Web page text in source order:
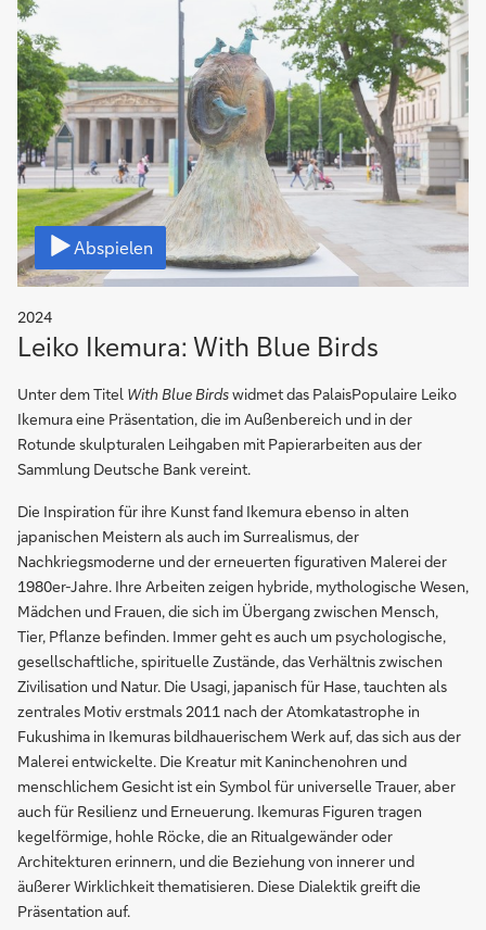
Abspielen
Video
2024
Leiko Ikemura: With Blue Birds
Unter dem Titel With Blue Birdswidmet das PalaisPopulaire Leiko
Ikemura eine Präsentation, die im Außenbereich und in der
Rotunde skulpturalen Leihgaben mit Papierarbeiten aus der
Sammlung Deutsche Bank vereint.
Die Inspiration für ihre Kunst fand Ikemura ebenso in alten
japanischen Meistern als auch im Surrealismus, der
Nachkriegsmoderne und der erneuerten figurativen Malerei der
1980er-Jahre. Ihre Arbeiten zeigen hybride, mythologische Wesen,
Mädchen und Frauen, die sich im Übergang zwischen Mensch,
Tier, Pflanze befinden. Immer geht es auch um psychologische,
gesellschaftliche, spirituelle Zustände, das Verhältnis zwischen
Zivilisation und Natur. Die Usagi, japanisch für Hase, tauchten als
zentrales Motiv erstmals 2011 nach der Atomkatastrophe in
Fukushima in Ikemuras bildhauerischem Werk auf, das sich aus der
Malerei entwickelte. Die Kreatur mit Kaninchenohren und
menschlichem Gesicht ist ein Symbol für universelle Trauer, aber
auch für Resilienz und Erneuerung. Ikemuras Figuren tragen
kegelförmige, hohle Röcke, die an Ritualgewänder oder
Architekturen erinnern, und die Beziehung von innerer und
äußerer Wirklichkeit thematisieren. Diese Dialektik greift die
Präsentation auf.